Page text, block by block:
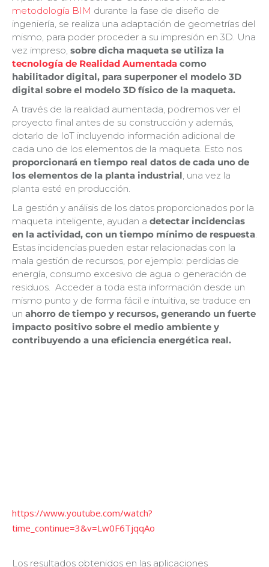
metodología BIM durante la fase de diseño de
ingeniería, se realiza una adaptación de geometrías del
mismo, para poder proceder a su impresión en 3D. Una
vez impreso, sobre dicha maqueta se utiliza la
tecnología de Realidad Aumentada como
habilitador digital, para superponer el modelo 3D
digital sobre el modelo 3D físico de la maqueta.
A través de la realidad aumentada, podremos ver el
proyecto final antes de su construcción y además,
dotarlo de IoT incluyendo información adicional de
cada uno de los elementos de la maqueta. Esto nos
proporcionará en tiempo real datos de cada uno de
los elementos de la planta industrial , una vez la
planta esté en producción.
La gestión y análisis de los datos proporcionados por la
maqueta inteligente, ayudan a detectar incidencias
en la actividad, con un tiempo mínimo de respuesta
Estas incidencias pueden estar relacionadas con la
mala gestión de recursos, por ejemplo: perdidas de
energía, consumo excesivo de agua o generación de
residuos. Acceder a toda esta información desde un
mismo punto y de forma fácil e intuitiva, se traduce en
un ahorro de tiempo y recursos, generando un fuerte
impacto positivo sobre el medio ambiente y
contribuyendo a una eficiencia energética real.
https://www.youtube.com/watch?
time_continue=3&v=Lw0F6TjqqAo
Los resultados obtenidos en las aplicaciones